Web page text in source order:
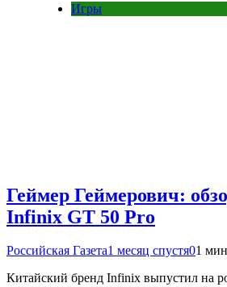
Игры
Геймер Геймерович:
Infinix GT 50 Pro
Российская Газета1 месяц спустя01
Китайский бренд Infinix выпустил на